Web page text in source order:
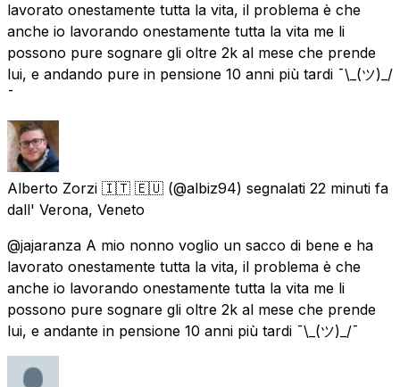
lavorato onestamente tutta la vita, il problema è che
anche io lavorando onestamente tutta la vita me li
possono pure sognare gli oltre 2k al mese che prende
lui, e andando pure in pensione 10 anni più tardi ¯\_(ツ)_/
¯
Alberto Zorzi 🇮🇹 🇪🇺 (@albiz94) segnalati 22 minuti fa
dall' Verona, Veneto
@jajaranza A mio nonno voglio un sacco di bene e ha
lavorato onestamente tutta la vita, il problema è che
anche io lavorando onestamente tutta la vita me li
possono pure sognare gli oltre 2k al mese che prende
lui, e andante in pensione 10 anni più tardi ¯\_(ツ)_/¯